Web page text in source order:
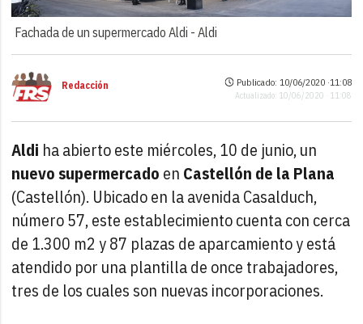
Fachada de un supermercado Aldi -Aldi
Redacción Publicado: 10/06/2020 ·11:08
Actualizado: 10/06/2020 · 11:08
Aldi ha abierto este miércoles, 10 de junio, un
nuevo supermercado en Castellón de la Plana
(Castellón). Ubicado en la avenida Casalduch,
número 57, este establecimiento cuenta con cerca
de 1.300 m2 y 87 plazas de aparcamiento y está
atendido por una plantilla de once trabajadores,
tres de los cuales son nuevas incorporaciones.